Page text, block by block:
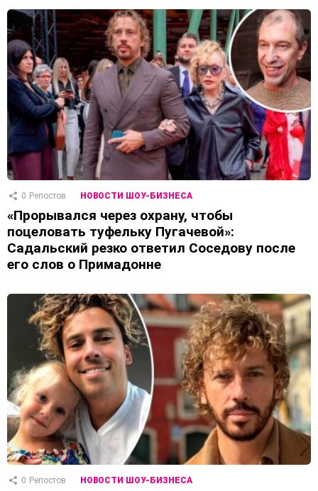
0 Репостов НОВОСТИ ШОУ-БИЗНЕСА
«Прорывался через охрану, чтобы
поцеловать туфельку Пугачевой»:
Садальский резко ответил Соседову после
его слов о Примадонне
0 Репостов НОВОСТИ ШОУ-БИЗНЕСА